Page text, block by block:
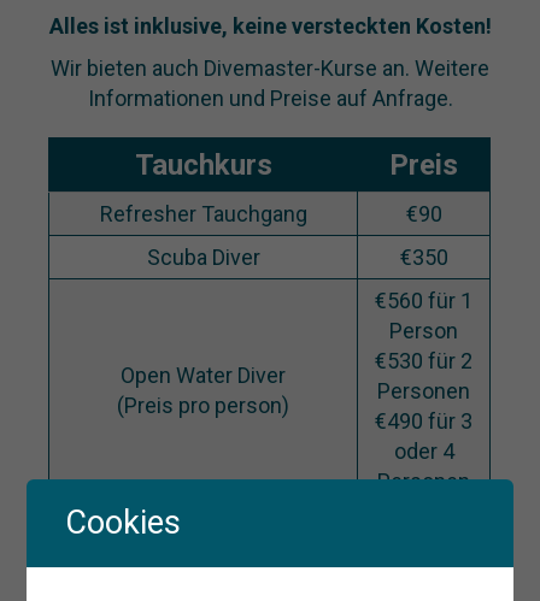
Alles ist inklusive, keine versteckten Kosten!
Wir bieten auch Divemaster-Kurse an. Weitere
Informationen und Preise auf Anfrage.
Tauchkurs Preis
Refresher Tauchgang
€90
Scuba Diver
€350
Open Water Diver
(Preis pro person)
€560 für 1
Person
€530 für 2
Personen
€490 für 3
oder 4
Personen
Cookies